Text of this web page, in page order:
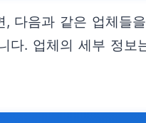
다음과 같은 업체
다. 업체의 세부 정